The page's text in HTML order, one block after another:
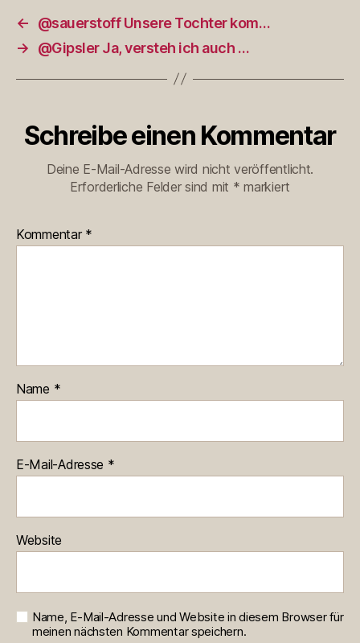
←
@sauerstoff Unsere Tochter kom…
→
@Gipsler Ja, versteh ich auch …
Schreibe einen Kommentar
Deine E-Mail-Adresse wird nicht veröffentlicht.
Erforderliche Felder sind mit * markiert
Kommentar *
Name *
E-Mail-Adresse *
Website
Name, E-Mail-Adresse und Website in diesem Browser für
meinen nächsten Kommentar speichern.